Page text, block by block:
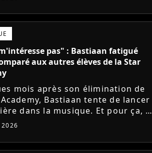
frileuses,...
pas" : Bastiaan fatigué
aux autres élèves de la Star
mois après son élimination de
Bastiaan tente de lancer
dans la musique. Et pour ça, le
a récemment dévoilé "Château",
single....